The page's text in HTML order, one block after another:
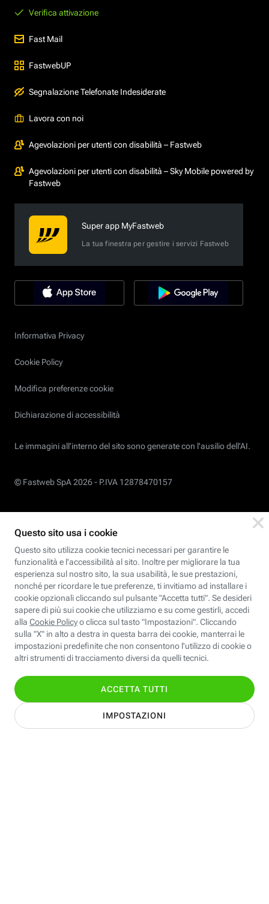
Verifica attivazione
Fast Mail
FastwebUP
Segnalazione Telefonate Indesiderate
Lavora con noi
Agevolazioni per utenti con disabilità – Fastweb
Agevolazioni per utenti con disabilità – Sky Mobile powered by
Fastweb
Super app MyFastweb
La tua finestra per gestire i servizi Fastweb
Informativa Privacy
Cookie Policy
Modifica preferenze cookie
Dichiarazione di accessibilità
Le immagini all’interno del sito sono generate con l'ausilio dell'AI.
© Fastweb SpA 2026 - P.IVA 12878470157